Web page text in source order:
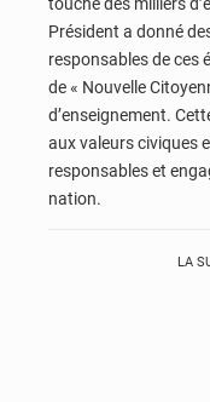
Président a donné
responsables de ces
de « Nouvelle
d’enseignement.
aux valeurs civiques
responsables et
nation.
LA